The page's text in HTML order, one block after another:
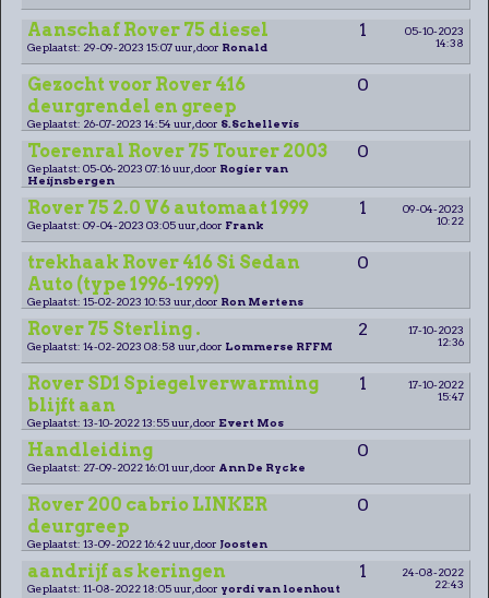
Aanschaf Rover 75 diesel 1
05-10-2023
14:38
Geplaatst: 29-09-2023 15:07 uur, door Ronald
Gezocht voor Rover 416
deurgrendel en greep
0
Geplaatst: 26-07-2023 14:54 uur, door S.Schellevis
Toerenral Rover 75 Tourer 2003 0
Geplaatst: 05-06-2023 07:16 uur, door Rogier van
Heijnsbergen
Rover 75 2.0 V6 automaat 1999 1
09-04-2023
10:22
Geplaatst: 09-04-2023 03:05 uur, door Frank
trekhaak Rover 416 Si Sedan
Auto (type 1996-1999)
0
Geplaatst: 15-02-2023 10:53 uur, door Ron Mertens
Rover 75 Sterling . 2
17-10-2023
12:36
Geplaatst: 14-02-2023 08:58 uur, door Lommerse RFFM
Rover SD1 Spiegelverwarming
blijft aan
1
17-10-2022
15:47
Geplaatst: 13-10-2022 13:55 uur, door Evert Mos
Handleiding 0
Geplaatst: 27-09-2022 16:01 uur, door Ann De Rycke
Rover 200 cabrio LINKER
deurgreep
0
Geplaatst: 13-09-2022 16:42 uur, door Joosten
aandrijf as keringen 1
24-08-2022
22:43
Geplaatst: 11-08-2022 18:05 uur, door yordi van loenhout